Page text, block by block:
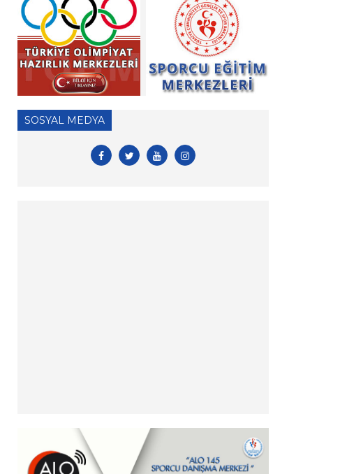
DUYURU!
» 2026 Yılı Vizeli Antrenör Listesi
» 2026 Yılı Vize İşlemleri İçin Tesis Yeterlilik
Belgesi Duyurusu
» 2026 yılı Kulüp Spor Dalı Tescili ve Vize
Başvuruları
» 2026 Yılı Sporcu Lisans, Vize ve Transfer
» Hizmet Pasaportu hk - Önemli Duyuru
» Sponsorluk Alacak Sporcular hk - Önemli
SOSYAL MEDYA